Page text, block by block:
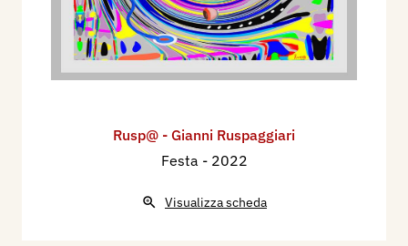
Rusp@ - Gianni Ruspaggiari
Festa - 2022
Visualizza scheda